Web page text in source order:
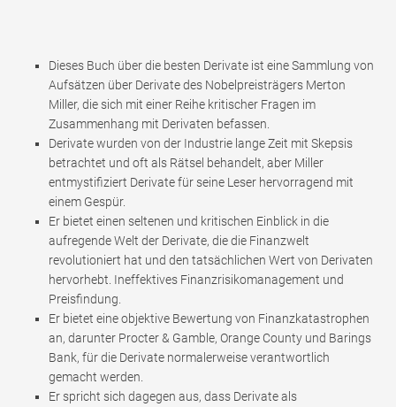
Dieses Buch über die besten Derivate ist eine Sammlung von
Aufsätzen über Derivate des Nobelpreisträgers Merton
Miller, die sich mit einer Reihe kritischer Fragen im
Zusammenhang mit Derivaten befassen.
Derivate wurden von der Industrie lange Zeit mit Skepsis
betrachtet und oft als Rätsel behandelt, aber Miller
entmystifiziert Derivate für seine Leser hervorragend mit
einem Gespür.
Er bietet einen seltenen und kritischen Einblick in die
aufregende Welt der Derivate, die die Finanzwelt
revolutioniert hat und den tatsächlichen Wert von Derivaten
hervorhebt. Ineffektives Finanzrisikomanagement und
Preisfindung.
Er bietet eine objektive Bewertung von Finanzkatastrophen
an, darunter Procter & Gamble, Orange County und Barings
Bank, für die Derivate normalerweise verantwortlich
gemacht werden.
Er spricht sich dagegen aus, dass Derivate als